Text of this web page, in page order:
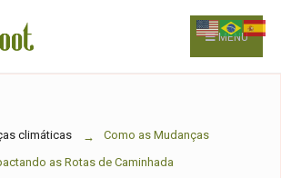
MENU
climáticas
Como as Mudanças
as Rotas de Caminhada